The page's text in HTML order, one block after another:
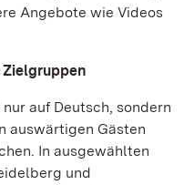
Angebote wie Videos
auf Deutsch, sondern
auswärtigen Gästen
In ausgewählten
und